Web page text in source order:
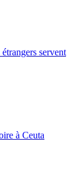
servent
à Ceuta